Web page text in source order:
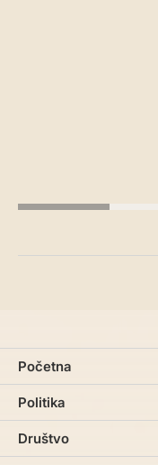
Početna
Politika
Društvo